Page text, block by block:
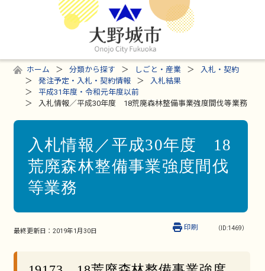
ホーム 分類から探す しごと・産業
入札・契約
発注予定・入札・契約情報
入札結果
平成31年度・令和元年度以前
入札情報／平成30年度 18荒廃森林整備事業強度間伐等業務
入札情報／平成30年度 18
荒廃森林整備事業強度間伐
等業務
最終更新日： 2019年1月30日 （ID:1469）
印刷